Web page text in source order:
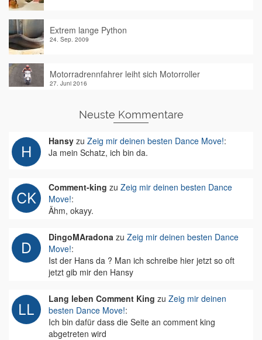
Extrem lange Python
24. Sep. 2009
Motorradrennfahrer leiht sich Motorroller
27. Juni 2016
Neuste Kommentare
Hansy zu Zeig mir deinen besten Dance Move!:
Ja mein Schatz, ich bin da.
Comment-king zu Zeig mir deinen besten Dance
Move!:
Ähm, okayy.
DingoMAradona zu Zeig mir deinen besten Dance
Move!:
Ist der Hans da ? Man ich schreibe hier jetzt so oft
jetzt gib mir den Hansy
Lang leben Comment King zu Zeig mir deinen
besten Dance Move!:
Ich bin dafür dass die Seite an comment king
abgetreten wird